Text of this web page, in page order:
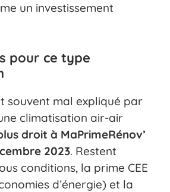
un investissement
pour ce type
souvent mal expliqué par
climatisation air-air
droit à MaPrimeRénov’
2023. Restent
conditions, la prime CEE
d’énergie) et la